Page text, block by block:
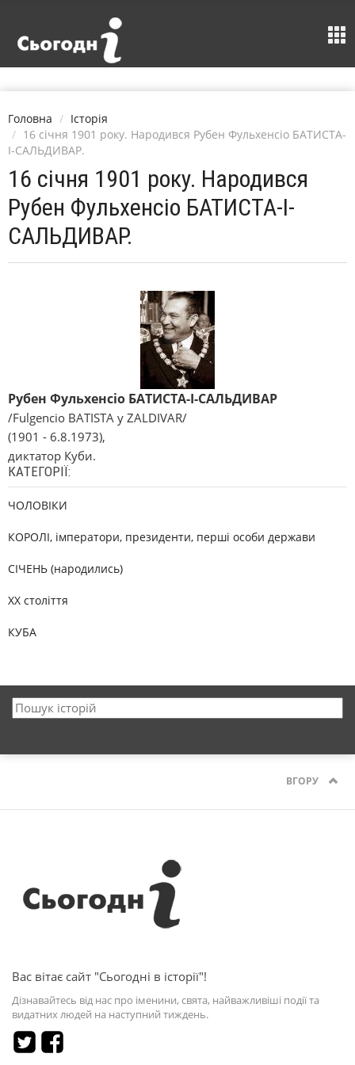
Головна
Історія
16 січня 1901 року. Народився Рубен Фульхенсіо БАТИСТА-
І-САЛЬДИВАР.
16 січня 1901 року. Народився
Рубен Фульхенсіо БАТИСТА-І-
САЛЬДИВАР.
Рубен Фульхенсіо БАТИСТА-І-САЛЬДИВАР
/Fulgencio BATISTA y ZALDIVAR/
(1901 - 6.8.1973),
диктатор Куби.
КАТЕГОРІЇ:
ЧОЛОВІКИ
КОРОЛІ, імператори, президенти, перші особи держави
СІЧЕНЬ (народились)
XX століття
КУБА
ВГОРУ
Вас вітає сайт "Сьогодні в історії"!
Дізнавайтесь від нас про іменини, свята, найважливіші події та
видатних людей на наступний тиждень.